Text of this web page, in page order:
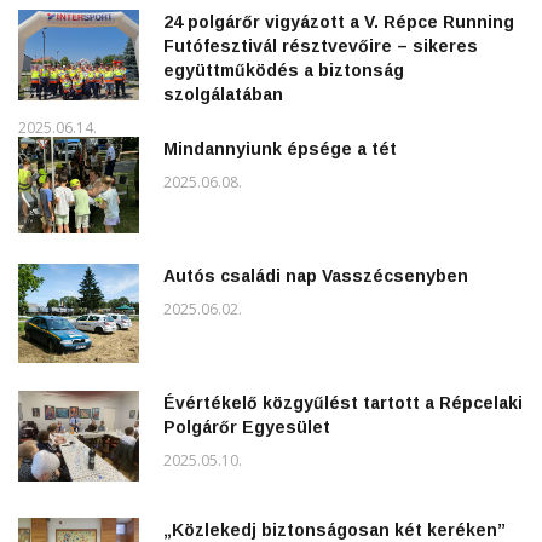
24 polgárőr vigyázott a V. Répce Running
Futófesztivál résztvevőire – sikeres
együttműködés a biztonság
szolgálatában
2025.06.14.
Mindannyiunk épsége a tét
2025.06.08.
Autós családi nap Vasszécsenyben
2025.06.02.
Évértékelő közgyűlést tartott a Répcelaki
Polgárőr Egyesület
2025.05.10.
„Közlekedj biztonságosan két keréken”